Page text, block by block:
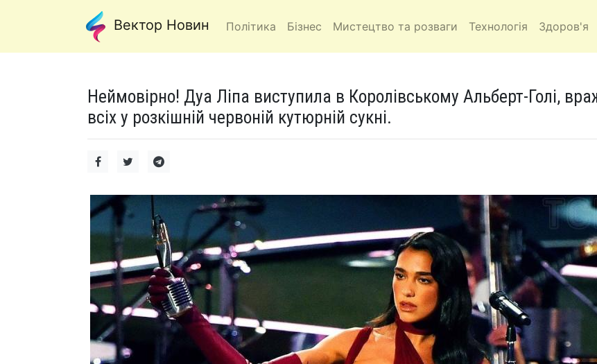
Вектор Новин Політика Бізнес Мистецтво та розваги Технологія Здоров'я
Неймовірно! Дуа Ліпа виступила в Королівському Альберт-Голі,
всіх у розкішній червоній кутюрній сукні.